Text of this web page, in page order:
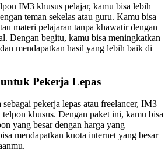
IM3 khusus pelajar, kamu bisa lebih
teman sekelas atau guru. Kamu bisa
materi pelajaran tanpa khawatir dengan
Dengan begitu, kamu bisa meningkatkan
mendapatkan hasil yang lebih baik di
Pekerja Lepas
pekerja lepas atau freelancer, IM3
khusus. Dengan paket ini, kamu bisa
yang besar dengan harga yang
mendapatkan kuota internet yang besar